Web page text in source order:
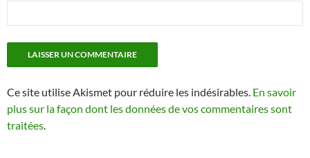
Ce site utilise Akismet pour réduire les indésirables. En savoir
plus sur la façon dont les données de vos commentaires sont
traitées.